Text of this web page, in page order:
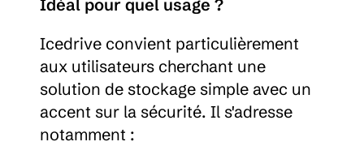
Idéal pour quel usage ?
Icedrive convient particulièrement
aux utilisateurs cherchant une
solution de stockage simple avec un
accent sur la sécurité. Il s'adresse
notamment :